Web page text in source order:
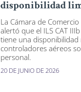
disponibilidad
La Cámara de
alertó que el ILS CAT
tiene una disponibilidad
controladores aéreos
personal.
20 DE JUNIO DE 2026